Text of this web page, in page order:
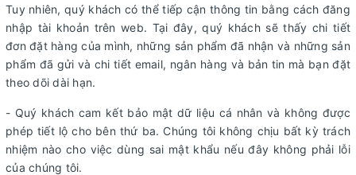
Tuy nhiên, quý khách có thể tiếp cận thông tin bằng cách đăng
nhập tài khoản trên web. Tại đây, quý khách sẽ thấy chi tiết
đơn đặt hàng của mình, những sản phẩm đã nhận và những sản
phẩm đã gửi và chi tiết email, ngân hàng và bản tin mà bạn đặt
theo dõi dài hạn.
- Quý khách cam kết bảo mật dữ liệu cá nhân và không được
phép tiết lộ cho bên thứ ba. Chúng tôi không chịu bất kỳ trách
nhiệm nào cho việc dùng sai mật khẩu nếu đây không phải lỗi
của chúng tôi.